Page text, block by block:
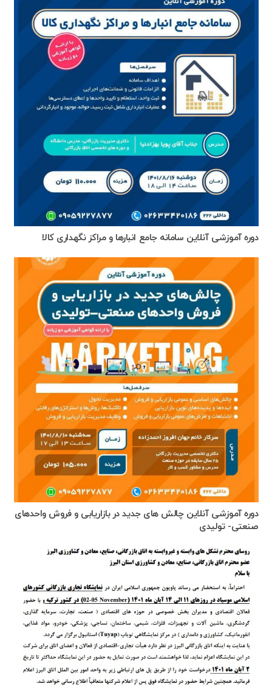
دوره آموزشی آنلاین سامانه جامع انبارها و مراکز نگهداری کالا
دوره آموزشی آنلاین چالش های جدید در بازاریابی و فروش واحدهای
صنعتی- تولیدی